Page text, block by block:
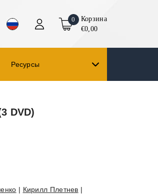
0
Корзина
€0,00
Ресурсы
DVD)
| Кирилл Плетнев |